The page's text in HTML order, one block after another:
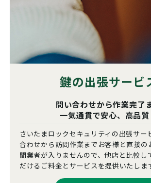
鍵の出張サービ
問い合わせから作業完了
一気通貫で安心、高品質
さいたまロックセキュリティの出張サー
合わせから訪問作業までお客様と直接の
間業者が入りませんので、他店と比較し
だけるご料金とサービスを提供いたしま